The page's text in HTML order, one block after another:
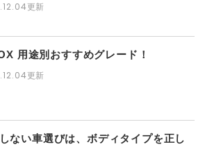
更新
用途別おすすめグレード！
更新
ない車選びは、ボディタイプを正し